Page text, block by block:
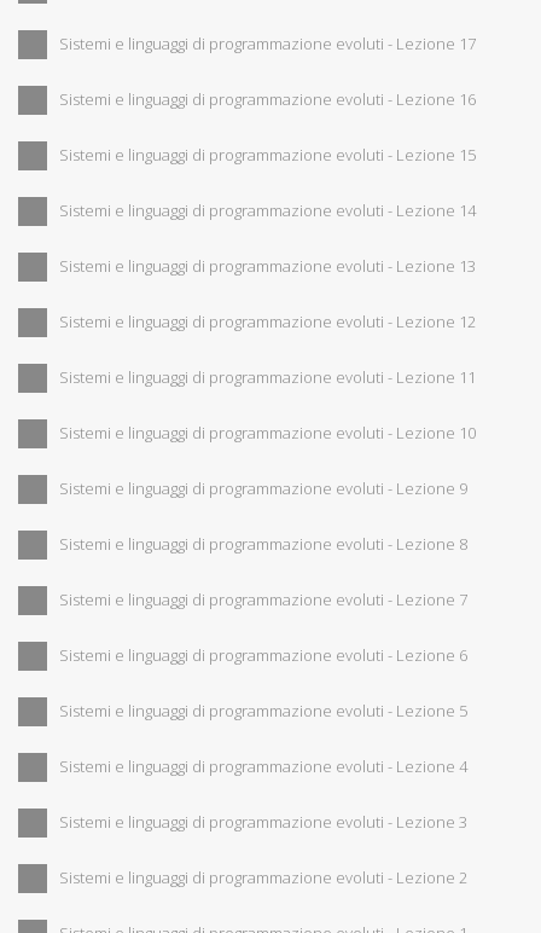
Sistemi e linguaggi di programmazione evoluti - Lezione 17
Sistemi e linguaggi di programmazione evoluti - Lezione 16
Sistemi e linguaggi di programmazione evoluti - Lezione 15
Sistemi e linguaggi di programmazione evoluti - Lezione 14
Sistemi e linguaggi di programmazione evoluti - Lezione 13
Sistemi e linguaggi di programmazione evoluti - Lezione 12
Sistemi e linguaggi di programmazione evoluti - Lezione 11
Sistemi e linguaggi di programmazione evoluti - Lezione 10
Sistemi e linguaggi di programmazione evoluti - Lezione 9
Sistemi e linguaggi di programmazione evoluti - Lezione 8
Sistemi e linguaggi di programmazione evoluti - Lezione 7
Sistemi e linguaggi di programmazione evoluti - Lezione 6
Sistemi e linguaggi di programmazione evoluti - Lezione 5
Sistemi e linguaggi di programmazione evoluti - Lezione 4
Sistemi e linguaggi di programmazione evoluti - Lezione 3
Sistemi e linguaggi di programmazione evoluti - Lezione 2